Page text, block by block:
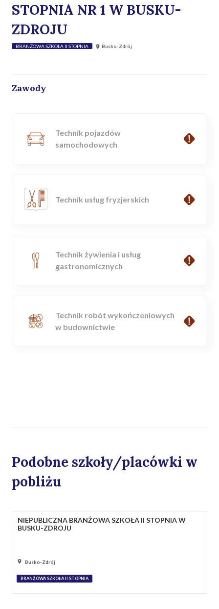
STOPNIA NR 1 W BUSKU-
ZDROJU
BRANŻOWA SZKOŁA II STOPNIA Busko-Zdrój
Zawody
Technik pojazdów
samochodowych
Technik usług fryzjerskich
Technik żywienia i usług
gastronomicznych
Technik robót wykończeniowych
w budownictwie
Podobne szkoły/placówki w
pobliżu
NIEPUBLICZNA BRANŻOWA SZKOŁA II STOPNIA W
BUSKU-ZDROJU
Busko-Zdrój
BRANŻOWA SZKOŁA II STOPNIA